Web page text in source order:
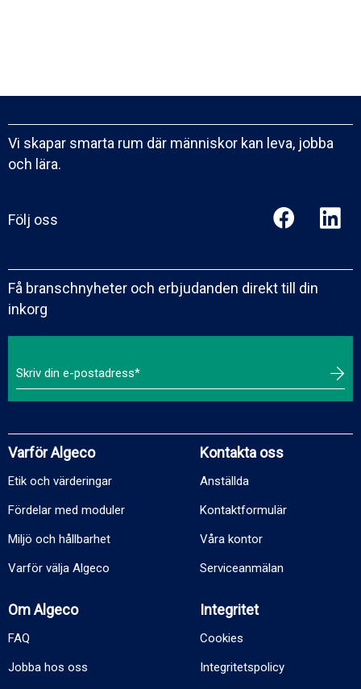
Vi skapar smarta rum där människor kan leva, jobba
och lära.
Följ oss
Få branschnyheter och erbjudanden direkt till din
inkorg
Varför Algeco
Etik och värderingar
Fördelar med moduler
Miljö och hållbarhet
Varför välja Algeco
Kontakta oss
Anställda
Kontaktformulär
Våra kontor
Serviceanmälan
Om Algeco
FAQ
Jobba hos oss
Integritet
Cookies
Integritetspolicy